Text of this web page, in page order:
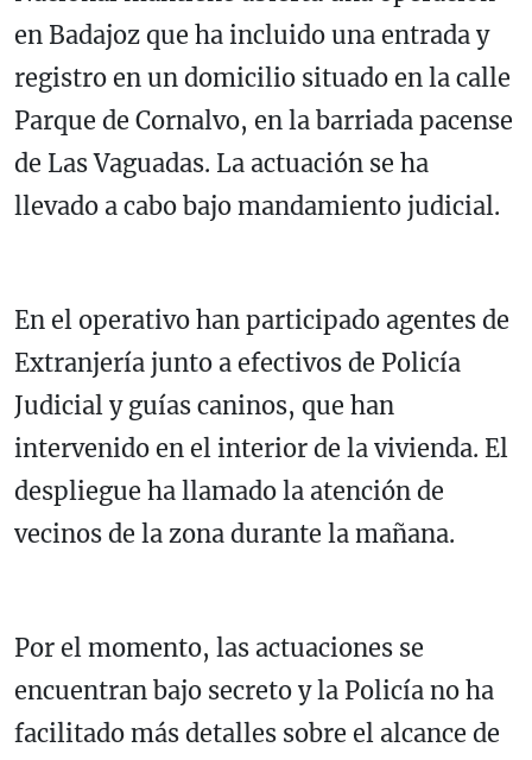
en Badajoz que ha incluido una entrada y
registro en un domicilio situado en la calle
Parque de Cornalvo, en la barriada pacense
de Las Vaguadas. La actuación se ha
llevado a cabo bajo mandamiento judicial.
En el operativo han participado agentes de
Extranjería junto a efectivos de Policía
Judicial y guías caninos, que han
intervenido en el interior de la vivienda. El
despliegue ha llamado la atención de
vecinos de la zona durante la mañana.
Por el momento, las actuaciones se
encuentran bajo secreto y la Policía no ha
facilitado más detalles sobre el alcance de